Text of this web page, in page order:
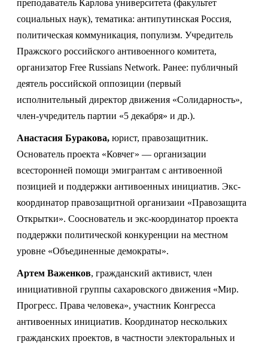
преподаватель Карлова университета (факультет
социальных наук), тематика: антипутинская Россия,
политическая коммуникация, популизм. Учредитель
Пражского российского антивоенного комитета,
организатор Free Russians Network. Ранее: публичный
деятель российской оппозиции (первый
исполнительный директор движения «Солидарность»,
член-учредитель партии «5 декабря» и др.).
Анастасия Буракова, юрист, правозащитник.
Основатель проекта «Ковчег» — организации
всесторонней помощи эмигрантам с антивоенной
позицией и поддержки антивоенных инициатив. Экс-
координатор правозащитной организаии «Правозащита
Открытки». Сооснователь и экс-координатор проекта
поддержки политической конкуренции на местном
уровне «Объединенные демократы».
Артем Важенков, гражданский активист, член
инициативной группы сахаровского движения «Мир.
Прогресс. Права человека», участник Конгресса
антивоенных инициатив. Координатор нескольких
гражданских проектов, в частности электоральных и